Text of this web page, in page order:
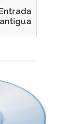
antigua